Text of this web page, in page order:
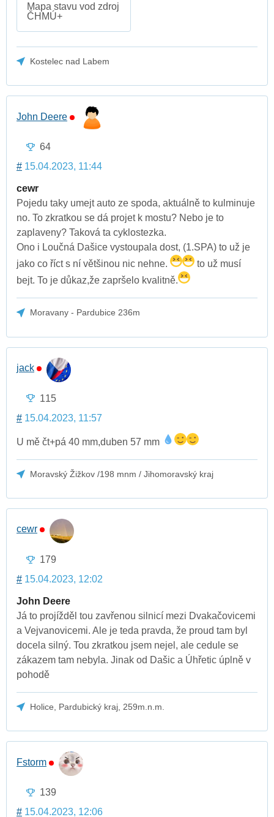
Mapa stavu vod zdroj
ČHMÚ+
Kostelec nad Labem
John Deere
64
# 15.04.2023, 11:44
cewr
Pojedu taky umejt auto ze spoda, aktuálně to kulminuje
no. To zkratkou se dá projet k mostu? Nebo je to
zaplaveny? Taková ta cyklostezka.
Ono i Loučná Dašice vystoupala dost, (1.SPA) to už je
jako co říct s ní většinou nic nehne.
to už musí
bejt. To je důkaz,že zapršelo kvalitně.
Moravany - Pardubice 236m
jack
115
# 15.04.2023, 11:57
U mě čt+pá 40 mm,duben 57 mm
Moravský Žižkov /198 mnm / Jihomoravský kraj
cewr
179
# 15.04.2023, 12:02
John Deere
Já to projížděl tou zavřenou silnicí mezi Dvakačovicemi
a Vejvanovicemi. Ale je teda pravda, že proud tam byl
docela silný. Tou zkratkou jsem nejel, ale cedule se
zákazem tam nebyla. Jinak od Dašic a Úhřetic úplně v
pohodě
Holice, Pardubický kraj, 259m.n.m.
Fstorm
139
# 15.04.2023, 12:06